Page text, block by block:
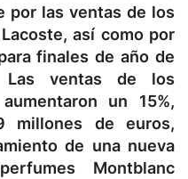
por las ventas de los
así como por
finales de año de
Las ventas de los
un 15%,
millones de euros,
de una nueva
Montblanc